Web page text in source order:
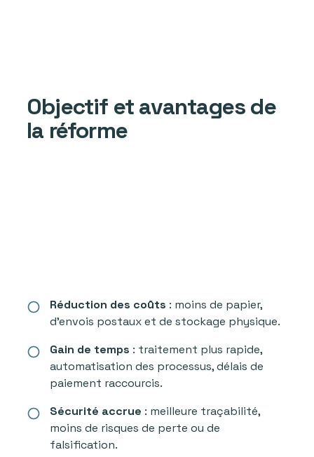
Objectif et avantages de
la réforme
radio_button_unchecked Réduction des coûts : moins de papier,
d’envois postaux et de stockage physique.
radio_button_unchecked Gain de temps : traitement plus rapide,
automatisation des processus, délais de
paiement raccourcis.
radio_button_unchecked Sécurité accrue : meilleure traçabilité,
moins de risques de perte ou de
falsification.